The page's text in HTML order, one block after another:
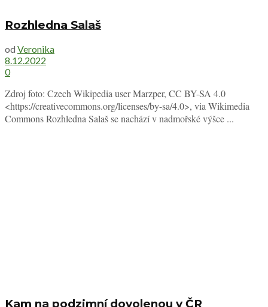
Rozhledna Salaš
od Veronika
8.12.2022
0
Zdroj foto: Czech Wikipedia user Marzper, CC BY-SA 4.0
<https://creativecommons.org/licenses/by-sa/4.0>, via Wikimedia
Commons Rozhledna Salaš se nachází v nadmořské výšce ...
Kam na podzimní dovolenou v ČR